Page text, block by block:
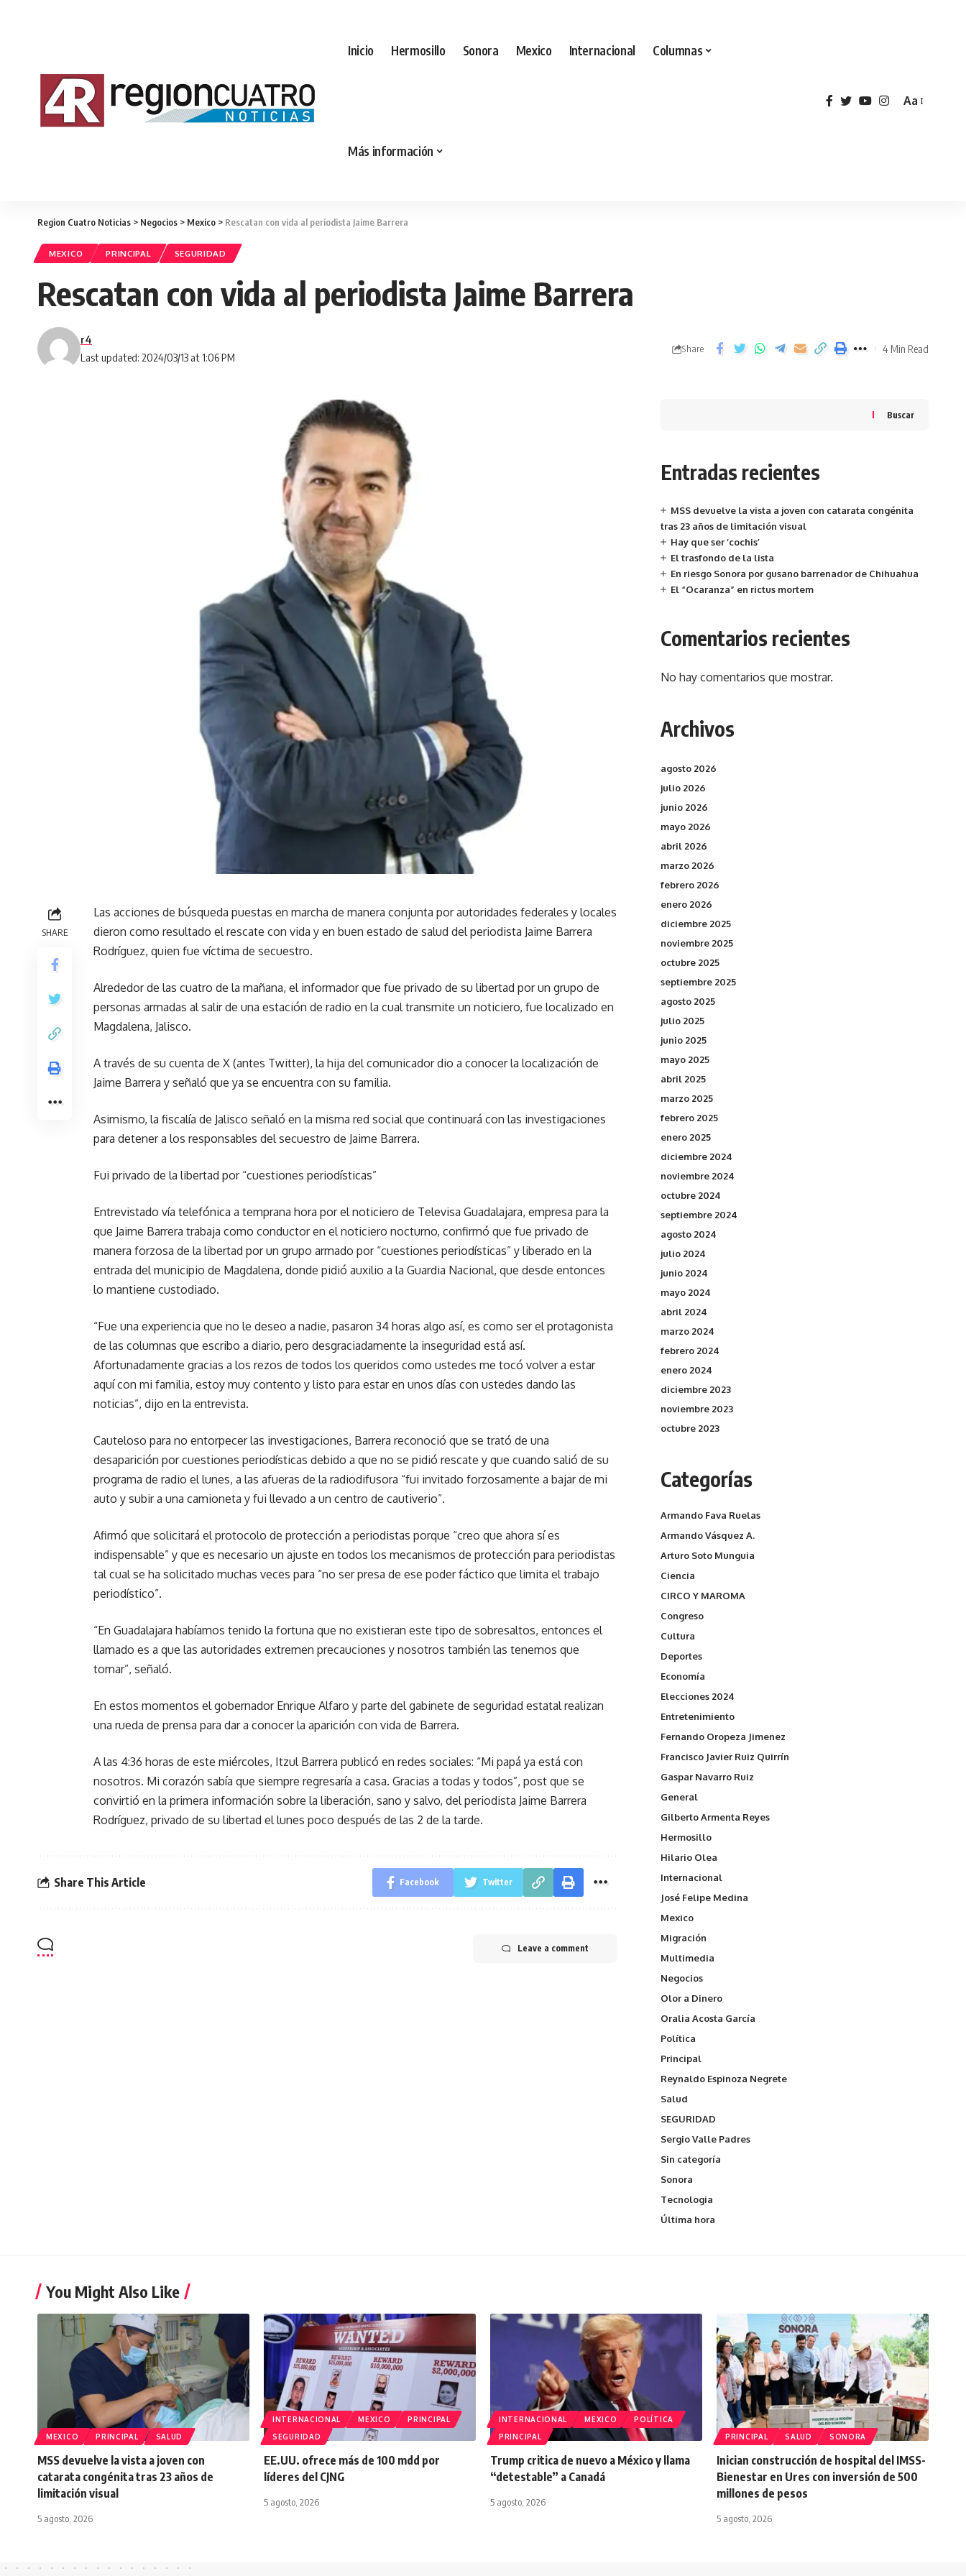
Inicio Hermosillo Sonora Mexico Internacional Columnas
Más información
Aa
Region Cuatro Noticias > Negocios > Mexico > Rescatan con vida al periodista Jaime Barrera
MEXICO PRINCIPAL SEGURIDAD
Rescatan con vida al periodista Jaime Barrera
Last updated: 2024/03/13 at 1:06 PM
r4
Share 4 Min Read
SHARE
Las acciones de búsqueda puestas en marcha de manera conjunta por autoridades federales y locales
dieron como resultado el rescate con vida y en buen estado de salud del periodista Jaime Barrera
Rodríguez, quien fue víctima de secuestro.
Alrededor de las cuatro de la mañana, el informador que fue privado de su libertad por un grupo de
personas armadas al salir de una estación de radio en la cual transmite un noticiero, fue localizado en
Magdalena, Jalisco.
A través de su cuenta de X (antes Twitter), la hija del comunicador dio a conocer la localización de
Jaime Barrera y señaló que ya se encuentra con su familia.
Asimismo, la fiscalía de Jalisco señaló en la misma red social que continuará con las investigaciones
para detener a los responsables del secuestro de Jaime Barrera.
Fui privado de la libertad por “cuestiones periodísticas”
Entrevistado vía telefónica a temprana hora por el noticiero de Televisa Guadalajara, empresa para la
que Jaime Barrera trabaja como conductor en el noticiero nocturno, confirmó que fue privado de
manera forzosa de la libertad por un grupo armado por “cuestiones periodísticas” y liberado en la
entrada del municipio de Magdalena, donde pidió auxilio a la Guardia Nacional, que desde entonces
lo mantiene custodiado.
“Fue una experiencia que no le deseo a nadie, pasaron 34 horas algo así, es como ser el protagonista
de las columnas que escribo a diario, pero desgraciadamente la inseguridad está así.
Afortunadamente gracias a los rezos de todos los queridos como ustedes me tocó volver a estar
aquí con mi familia, estoy muy contento y listo para estar en unos días con ustedes dando las
noticias”, dijo en la entrevista.
Cauteloso para no entorpecer las investigaciones, Barrera reconoció que se trató de una
desaparición por cuestiones periodísticas debido a que no se pidió rescate y que cuando salió de su
programa de radio el lunes, a las afueras de la radiodifusora “fui invitado forzosamente a bajar de mi
auto y subir a una camioneta y fui llevado a un centro de cautiverio”.
Afirmó que solicitará el protocolo de protección a periodistas porque “creo que ahora sí es
indispensable” y que es necesario un ajuste en todos los mecanismos de protección para periodistas
tal cual se ha solicitado muchas veces para “no ser presa de ese poder fáctico que limita el trabajo
periodístico”.
“En Guadalajara habíamos tenido la fortuna que no existieran este tipo de sobresaltos, entonces el
llamado es a que las autoridades extremen precauciones y nosotros también las tenemos que
tomar”, señaló.
En estos momentos el gobernador Enrique Alfaro y parte del gabinete de seguridad estatal realizan
una rueda de prensa para dar a conocer la aparición con vida de Barrera.
A las 4:36 horas de este miércoles, Itzul Barrera publicó en redes sociales: “Mi papá ya está con
nosotros. Mi corazón sabía que siempre regresaría a casa. Gracias a todas y todos”, post que se
convirtió en la primera información sobre la liberación, sano y salvo, del periodista Jaime Barrera
Rodríguez, privado de su libertad el lunes poco después de las 2 de la tarde.
Share This Article Facebook Twitter
Leave a comment
Buscar
Entradas recientes
MSS devuelve la vista a joven con catarata congénita
tras 23 años de limitación visual
Hay que ser ‘cochis’
El trasfondo de la lista
En riesgo Sonora por gusano barrenador de Chihuahua
El “Ocaranza” en rictus mortem
Comentarios recientes
No hay comentarios que mostrar.
Archivos
agosto 2026
julio 2026
junio 2026
mayo 2026
abril 2026
marzo 2026
febrero 2026
enero 2026
diciembre 2025
noviembre 2025
octubre 2025
septiembre 2025
agosto 2025
julio 2025
junio 2025
mayo 2025
abril 2025
marzo 2025
febrero 2025
enero 2025
diciembre 2024
noviembre 2024
octubre 2024
septiembre 2024
agosto 2024
julio 2024
junio 2024
mayo 2024
abril 2024
marzo 2024
febrero 2024
enero 2024
diciembre 2023
noviembre 2023
octubre 2023
Categorías
Armando Fava Ruelas
Armando Vásquez A.
Arturo Soto Munguia
Ciencia
CIRCO Y MAROMA
Congreso
Cultura
Deportes
Economía
Elecciones 2024
Entretenimiento
Fernando Oropeza Jimenez
Francisco Javier Ruiz Quirrín
Gaspar Navarro Ruiz
General
Gilberto Armenta Reyes
Hermosillo
Hilario Olea
Internacional
José Felipe Medina
Mexico
Migración
Multimedia
Negocios
Olor a Dinero
Oralia Acosta García
Política
Principal
Reynaldo Espinoza Negrete
Salud
SEGURIDAD
Sergio Valle Padres
Sin categoría
Sonora
Tecnologia
Última hora
You Might Also Like
MEXICO PRINCIPAL SALUD
MSS devuelve la vista a joven con
catarata congénita tras 23 años de
limitación visual
5 agosto, 2026
INTERNACIONAL MEXICO
PRINCIPAL
SEGURIDAD
EE.UU. ofrece más de 100 mdd por
líderes del CJNG
5 agosto, 2026
INTERNACIONAL MEXICO
POLÍTICA
PRINCIPAL
Trump critica de nuevo a México y llama
“detestable” a Canadá
5 agosto, 2026
PRINCIPAL SALUD SONORA
Inician construcción de hospital del IMSS-
Bienestar en Ures con inversión de 500
millones de pesos
5 agosto, 2026